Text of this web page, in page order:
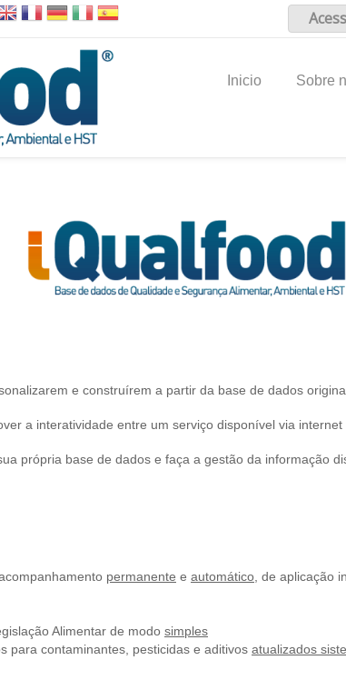
Inicio Sobre
e construírem a partir da base de dados
a interatividade entre um serviço disponível via internet
própria base de dados e faça a gestão da informação
permanente e automático , de aplicação
Alimentar de modo simples
para contaminantes, pesticidas e aditivos atualizados